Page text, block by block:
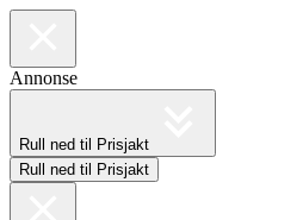
Annonse
Rull ned til Prisjakt
Rull ned til Prisjakt